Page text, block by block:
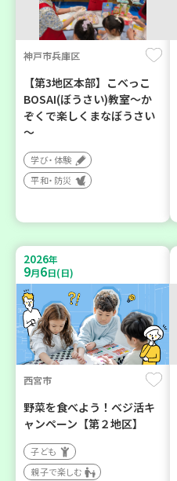
神戸市兵庫区
【第3地区本部】こべっこ
BOSAI(ぼうさい)教室～か
ぞくで楽しくまなぼうさい
～
学び・体験
平和・防災
2026年
9月6日(日)
西宮市
野菜を食べよう！ベジ活キ
ャンペーン【第２地区】
子ども
親子で楽しむ